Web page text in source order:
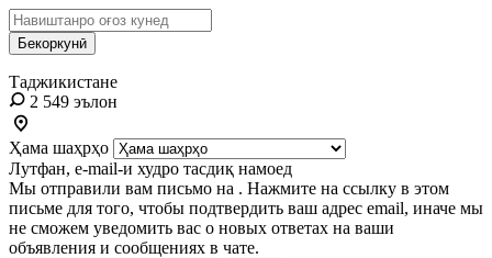
Бекоркунӣ
Таджикистане
2 549 эълон
Ҳама шаҳрҳо
Лутфан, e-mail-и худро тасдиқ намоед
Мы отправили вам письмо на . Нажмите на ссылку в этом
письме для того, чтобы подтвердить ваш адрес email, иначе мы
не сможем уведомить вас о новых ответах на ваши
объявления и сообщениях в чате.